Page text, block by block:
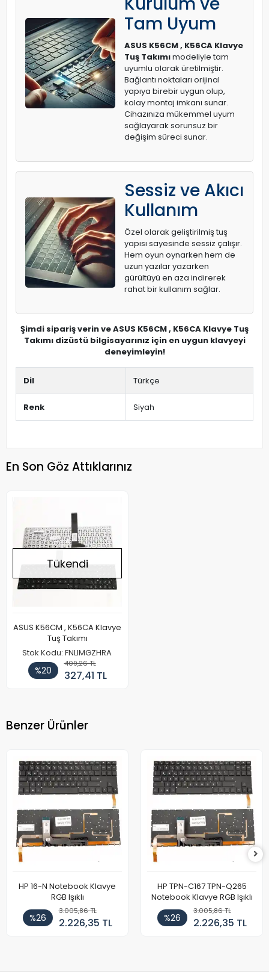
Tam Uyum
ASUS K56CM , K56CA Klavye
Tuş Takımımodeliyle tam
uyumlu olarak üretilmiştir.
Bağlantı noktaları orijinal
yapıya birebir uygun olup,
kolay montaj imkanı sunar.
Cihazınıza mükemmel uyum
sağlayarak sorunsuz bir
değişim süreci sunar.
Sessiz ve Akıcı
Kullanım
Özel olarak geliştirilmiş tuş
yapısı sayesinde sessiz çalışır.
Hem oyun oynarken hem de
uzun yazılar yazarken
gürültüyü en aza indirerek
rahat bir kullanım sağlar.
Şimdi sipariş verin ve ASUS K56CM , K56CA Klavye Tuş
Takımı dizüstü bilgisayarınız için en uygun klavyeyi
deneyimleyin!
Dil Türkçe
Renk Siyah
En Son Göz Attıklarınız
Tükendi
ASUS K56CM , K56CA Klavye
Tuş Takımı
Stok Kodu: FNLIMGZHRA
%20
409,26 TL
327,41 TL
Benzer Ürünler
HP 16-N Notebook Klavye
RGB Işıklı
%26
3.005,86 TL
2.226,35 TL
HP TPN-C167 TPN-Q265
Notebook Klavye RGB Işıklı
%26
3.005,86 TL
2.226,35 TL